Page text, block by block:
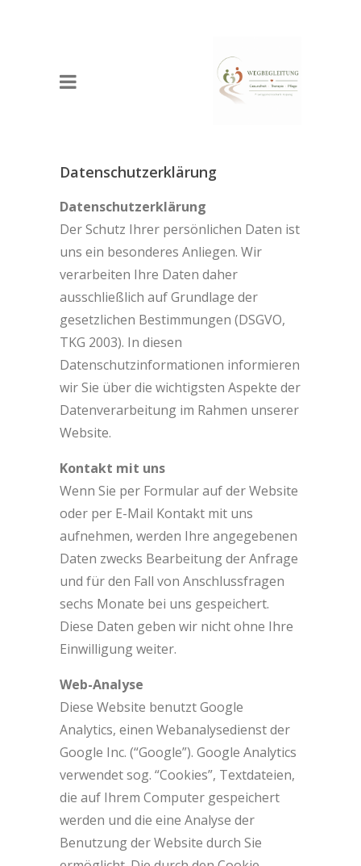
Datenschutzerklärung
Datenschutzerklärung
Der Schutz Ihrer persönlichen Daten ist
uns ein besonderes Anliegen. Wir
verarbeiten Ihre Daten daher
ausschließlich auf Grundlage der
gesetzlichen Bestimmungen (DSGVO,
TKG 2003). In diesen
Datenschutzinformationen informieren
wir Sie über die wichtigsten Aspekte der
Datenverarbeitung im Rahmen unserer
Website.
Kontakt mit uns
Wenn Sie per Formular auf der Website
oder per E-Mail Kontakt mit uns
aufnehmen, werden Ihre angegebenen
Daten zwecks Bearbeitung der Anfrage
und für den Fall von Anschlussfragen
sechs Monate bei uns gespeichert.
Diese Daten geben wir nicht ohne Ihre
Einwilligung weiter.
Web-Analyse
Diese Website benutzt Google
Analytics, einen Webanalysedienst der
Google Inc. (“Google”). Google Analytics
verwendet sog. “Cookies”, Textdateien,
die auf Ihrem Computer gespeichert
werden und die eine Analyse der
Benutzung der Website durch Sie